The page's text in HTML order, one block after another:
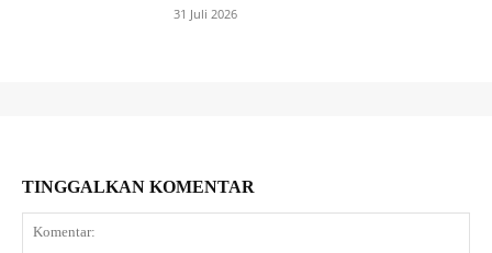
31 Juli 2026
TINGGALKAN KOMENTAR